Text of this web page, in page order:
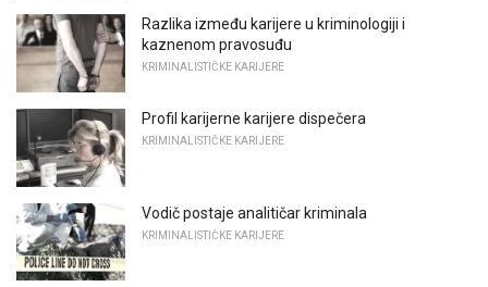
Razlika između karijere u kriminologiji i
kaznenom pravosuđu
KRIMINALISTIČKE KARIJERE
Profil karijerne karijere dispečera
KRIMINALISTIČKE KARIJERE
Vodič postaje analitičar kriminala
KRIMINALISTIČKE KARIJERE